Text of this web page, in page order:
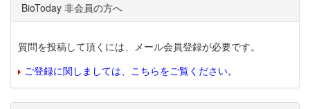
BioToday 非会員の方へ
質問を投稿して頂くには、メール会員登録が必要です。
ご登録に関しましては、こちらをご覧ください。